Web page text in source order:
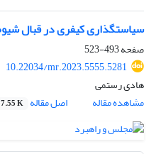
سیاستگذاری کیفری در قبال
صفحه493-523
10.22034/mr.2023.5555.5281
هادی رستمی
مشاهده مقاله
اصل مقاله K